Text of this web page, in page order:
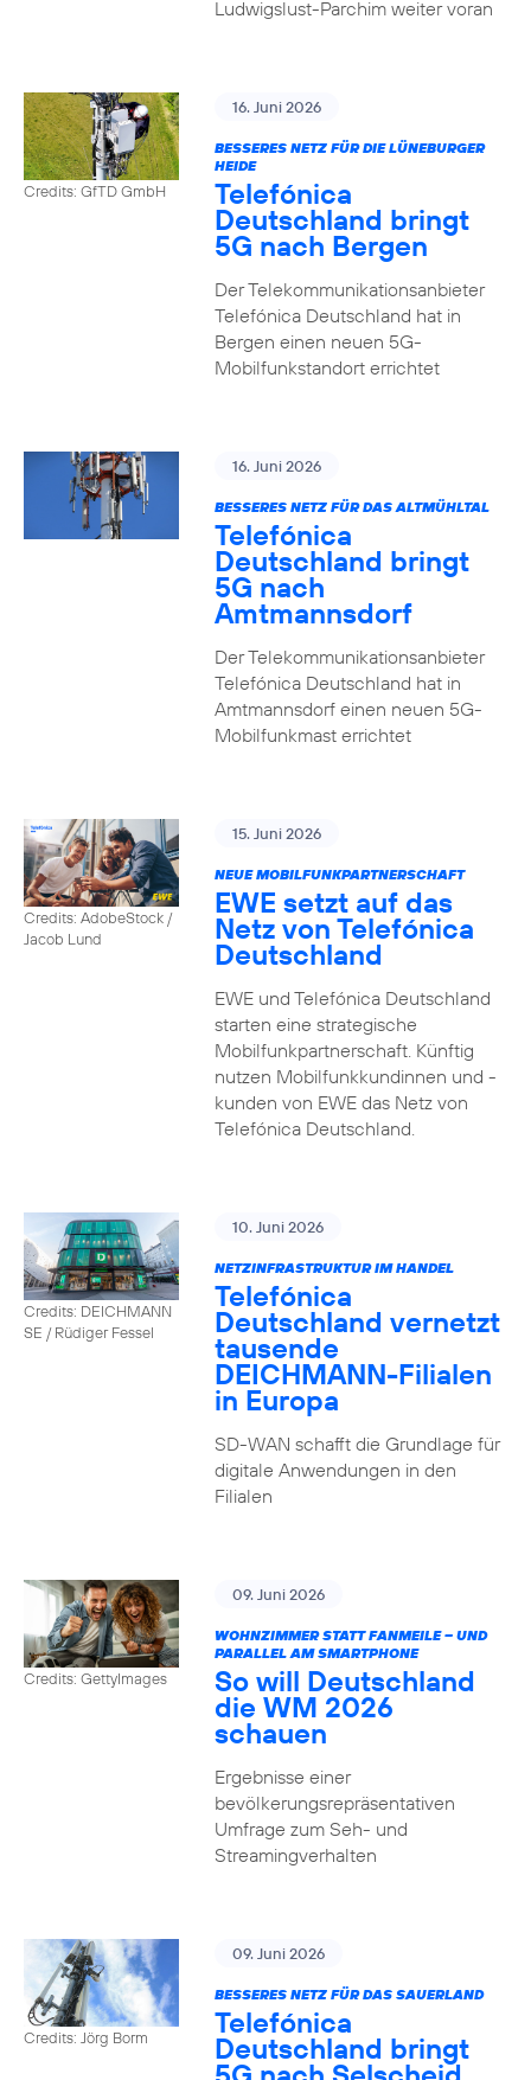
Ludwigslust-Parchim weiter voran
Credits: GfTD GmbH
16. Juni 2026
BESSERES NETZ FÜR DIE LÜNEBURGER
HEIDE
Telefónica
Deutschland bringt
5G nach Bergen
Der Telekommunikationsanbieter
Telefónica Deutschland hat in
Bergen einen neuen 5G-
Mobilfunkstandort errichtet
16. Juni 2026
BESSERES NETZ FÜR DAS ALTMÜHLTAL
Telefónica
Deutschland bringt
5G nach
Amtmannsdorf
Der Telekommunikationsanbieter
Telefónica Deutschland hat in
Amtmannsdorf einen neuen 5G-
Mobilfunkmast errichtet
Credits: AdobeStock /
Jacob Lund
15. Juni 2026
NEUE MOBILFUNKPARTNERSCHAFT
EWE setzt auf das
Netz von Telefónica
Deutschland
EWE und Telefónica Deutschland
starten eine strategische
Mobilfunkpartnerschaft. Künftig
nutzen Mobilfunkkundinnen und -
kunden von EWE das Netz von
Telefónica Deutschland.
Credits: DEICHMANN
SE / Rüdiger Fessel
10. Juni 2026
NETZINFRASTRUKTUR IM HANDEL
Telefónica
Deutschland vernetzt
tausende
DEICHMANN-Filialen
in Europa
SD-WAN schafft die Grundlage für
digitale Anwendungen in den
Filialen
Credits: GettyImages
09. Juni 2026
WOHNZIMMER STATT FANMEILE – UND
PARALLEL AM SMARTPHONE
So will Deutschland
die WM 2026
schauen
Ergebnisse einer
bevölkerungsrepräsentativen
Umfrage zum Seh- und
Streamingverhalten
Credits: Jörg Borm
09. Juni 2026
BESSERES NETZ FÜR DAS SAUERLAND
Telefónica
Deutschland bringt